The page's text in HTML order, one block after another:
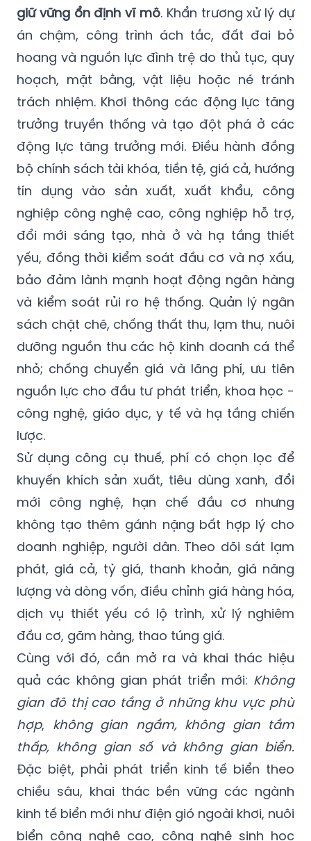
giữ vững ổn định vĩ mô. Khẩn trương xử lý dự
án chậm, công trình ách tắc, đất đai bỏ
hoang và nguồn lực đình trệ do thủ tục, quy
hoạch, mặt bằng, vật liệu hoặc né tránh
trách nhiệm. Khơi thông các động lực tăng
trưởng truyền thống và tạo đột phá ở các
động lực tăng trưởng mới. Điều hành đồng
bộ chính sách tài khóa, tiền tệ, giá cả, hướng
tín dụng vào sản xuất, xuất khẩu, công
nghiệp công nghệ cao, công nghiệp hỗ trợ,
đổi mới sáng tạo, nhà ở và hạ tầng thiết
yếu, đồng thời kiểm soát đầu cơ và nợ xấu,
bảo đảm lành mạnh hoạt động ngân hàng
và kiểm soát rủi ro hệ thống. Quản lý ngân
sách chặt chẽ, chống thất thu, lạm thu, nuôi
dưỡng nguồn thu các hộ kinh doanh cá thể
nhỏ; chống chuyển giá và lãng phí, ưu tiên
nguồn lực cho đầu tư phát triển, khoa học -
công nghệ, giáo dục, y tế và hạ tầng chiến
lược.
Sử dụng công cụ thuế, phí có chọn lọc để
khuyến khích sản xuất, tiêu dùng xanh, đổi
mới công nghệ, hạn chế đầu cơ nhưng
không tạo thêm gánh nặng bất hợp lý cho
doanh nghiệp, người dân. Theo dõi sát lạm
phát, giá cả, tỷ giá, thanh khoản, giá năng
lượng và dòng vốn, điều chỉnh giá hàng hóa,
dịch vụ thiết yếu có lộ trình, xử lý nghiêm
đầu cơ, găm hàng, thao túng giá.
Cùng với đó, cần mở ra và khai thác hiệu
quả các không gian phát triển mới: Không
gian đô thị cao tầng ở những khu vực phù
hợp, không gian ngầm, không gian tầm
thấp, không gian số và không gian biển.
Đặc biệt, phải phát triển kinh tế biển theo
chiều sâu, khai thác bền vững các ngành
kinh tế biển mới như điện gió ngoài khơi, nuôi
biển công nghệ cao, công nghệ sinh học